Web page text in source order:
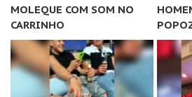
MOLEQUE COM SOM NO
CARRINHO